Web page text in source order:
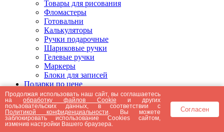
Товары для рисования
Фломастеры
Готовальни
Калькуляторы
Ручки подарочные
Шариковые ручки
Гелевые ручки
Маркеры
Блоки для записей
Подарки по цене
Подарки от 5000 рублей
Подарки до 5000 рублей
Подарки до 3000 рублей
Подарки до 2000 рублей
Подарки до 1000 рублей
Продолжая использовать наш сайт, вы соглашаетесь
наобработку файлов Cookie и других
пользовательских данных, в соответствии с
Политикой конфиденциальности . Вы можете
заблокировать использование Cookies сайтом,
изменив настройки Вашего браузера.
Согласен